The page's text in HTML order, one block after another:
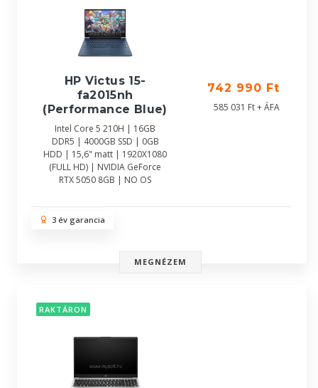
HP Victus 15-
fa2015nh
(Performance Blue)
Intel Core 5 210H | 16GB
DDR5 | 4000GB SSD | 0GB
HDD | 15,6" matt | 1920X1080
(FULL HD) | NVIDIA GeForce
RTX 5050 8GB | NO OS
742 990 Ft
585 031 Ft + ÁFA
3 év garancia
MEGNÉZEM
RAKTÁRON